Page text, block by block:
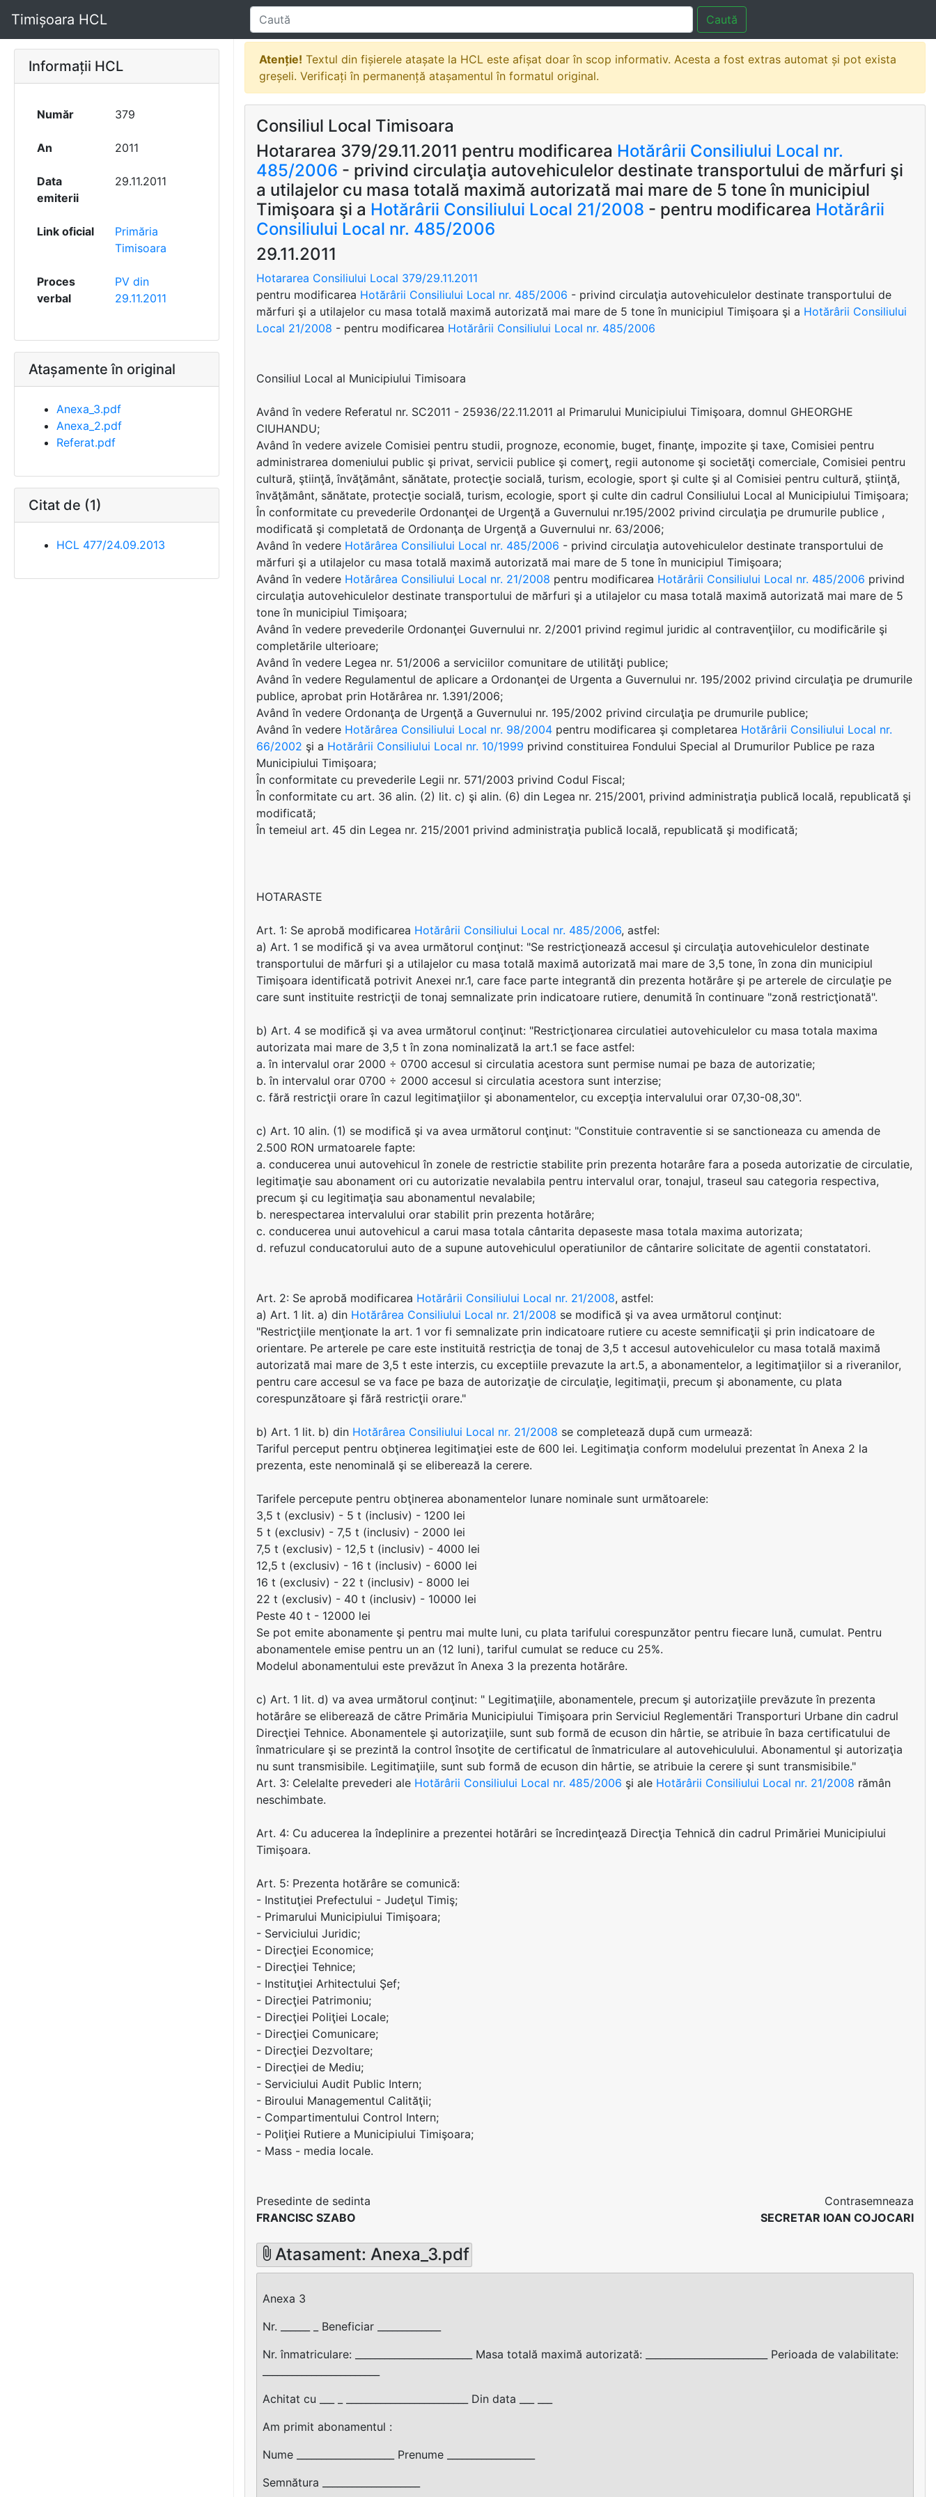
Timișoara HCL Caută
Informații HCL
Număr 379
An 2011
Data
emiterii
29.11.2011
Link oficial
Primăria
Timisoara
Proces
verbal
PV din
29.11.2011
Atașamente în original
Anexa_3.pdf
Anexa_2.pdf
Referat.pdf
Citat de (1)
HCL 477/24.09.2013
Atenție! Textul din fișierele atașate la HCL este afișat doar în scop informativ. Acesta a fost extras automat și pot exista
greșeli. Verificați în permanență atașamentul în formatul original.
Consiliul Local Timisoara
Hotararea 379/29.11.2011 pentru modificarea Hotărârii Consiliului Local nr.
485/2006 - privind circulaţia autovehiculelor destinate transportului de mărfuri şi
a utilajelor cu masa totală maximă autorizată mai mare de 5 tone în municipiul
Timişoara şi a Hotărârii Consiliului Local 21/2008 - pentru modificarea Hotărârii
Consiliului Local nr. 485/2006
29.11.2011
Hotararea Consiliului Local 379/29.11.2011
pentru modificarea Hotărârii Consiliului Local nr. 485/2006 - privind circulaţia autovehiculelor destinate transportului de
mărfuri şi a utilajelor cu masa totală maximă autorizată mai mare de 5 tone în municipiul Timişoara şi a Hotărârii Consiliului
Local 21/2008 - pentru modificarea Hotărârii Consiliului Local nr. 485/2006
Consiliul Local al Municipiului Timisoara
Având în vedere Referatul nr. SC2011 - 25936/22.11.2011 al Primarului Municipiului Timişoara, domnul GHEORGHE
CIUHANDU;
Având în vedere avizele Comisiei pentru studii, prognoze, economie, buget, finanţe, impozite şi taxe, Comisiei pentru
administrarea domeniului public şi privat, servicii publice şi comerţ, regii autonome şi societăţi comerciale, Comisiei pentru
cultură, ştiinţă, învăţământ, sănătate, protecţie socială, turism, ecologie, sport şi culte şi al Comisiei pentru cultură, ştiinţă,
învăţământ, sănătate, protecţie socială, turism, ecologie, sport şi culte din cadrul Consiliului Local al Municipiului Timişoara;
În conformitate cu prevederile Ordonanţei de Urgenţă a Guvernului nr.195/2002 privind circulaţia pe drumurile publice ,
modificată şi completată de Ordonanţa de Urgenţă a Guvernului nr. 63/2006;
Având în vedere Hotărârea Consiliului Local nr. 485/2006 - privind circulaţia autovehiculelor destinate transportului de
mărfuri şi a utilajelor cu masa totală maximă autorizată mai mare de 5 tone în municipiul Timişoara;
Având în vedere Hotărârea Consiliului Local nr. 21/2008 pentru modificarea Hotărârii Consiliului Local nr. 485/2006 privind
circulaţia autovehiculelor destinate transportului de mărfuri şi a utilajelor cu masa totală maximă autorizată mai mare de 5
tone în municipiul Timişoara;
Având în vedere prevederile Ordonanţei Guvernului nr. 2/2001 privind regimul juridic al contravenţiilor, cu modificările şi
completările ulterioare;
Având în vedere Legea nr. 51/2006 a serviciilor comunitare de utilităţi publice;
Având în vedere Regulamentul de aplicare a Ordonanţei de Urgenta a Guvernului nr. 195/2002 privind circulaţia pe drumurile
publice, aprobat prin Hotărârea nr. 1.391/2006;
Având în vedere Ordonanţa de Urgenţă a Guvernului nr. 195/2002 privind circulaţia pe drumurile publice;
Având în vedere Hotărârea Consiliului Local nr. 98/2004 pentru modificarea şi completarea Hotărârii Consiliului Local nr.
66/2002 şi a Hotărârii Consiliului Local nr. 10/1999 privind constituirea Fondului Special al Drumurilor Publice pe raza
Municipiului Timişoara;
În conformitate cu prevederile Legii nr. 571/2003 privind Codul Fiscal;
În conformitate cu art. 36 alin. (2) lit. c) şi alin. (6) din Legea nr. 215/2001, privind administraţia publică locală, republicată şi
modificată;
În temeiul art. 45 din Legea nr. 215/2001 privind administraţia publică locală, republicată şi modificată;
HOTARASTE
Art. 1: Se aprobă modificarea Hotărârii Consiliului Local nr. 485/2006, astfel:
a) Art. 1 se modifică şi va avea următorul conţinut: "Se restricţionează accesul şi circulaţia autovehiculelor destinate
transportului de mărfuri şi a utilajelor cu masa totală maximă autorizată mai mare de 3,5 tone, în zona din municipiul
Timişoara identificată potrivit Anexei nr.1, care face parte integrantă din prezenta hotărâre şi pe arterele de circulaţie pe
care sunt instituite restricţii de tonaj semnalizate prin indicatoare rutiere, denumită în continuare "zonă restricţionată".
b) Art. 4 se modifică şi va avea următorul conţinut: "Restricţionarea circulatiei autovehiculelor cu masa totala maxima
autorizata mai mare de 3,5 t în zona nominalizată la art.1 se face astfel:
a. în intervalul orar 2000 ÷ 0700 accesul si circulatia acestora sunt permise numai pe baza de autorizatie;
b. în intervalul orar 0700 ÷ 2000 accesul si circulatia acestora sunt interzise;
c. fără restricţii orare în cazul legitimaţiilor şi abonamentelor, cu excepţia intervalului orar 07,30-08,30".
c) Art. 10 alin. (1) se modifică şi va avea următorul conţinut: "Constituie contraventie si se sanctioneaza cu amenda de
2.500 RON urmatoarele fapte:
a. conducerea unui autovehicul în zonele de restrictie stabilite prin prezenta hotarâre fara a poseda autorizatie de circulatie,
legitimaţie sau abonament ori cu autorizatie nevalabila pentru intervalul orar, tonajul, traseul sau categoria respectiva,
precum şi cu legitimaţia sau abonamentul nevalabile;
b. nerespectarea intervalului orar stabilit prin prezenta hotărâre;
c. conducerea unui autovehicul a carui masa totala cântarita depaseste masa totala maxima autorizata;
d. refuzul conducatorului auto de a supune autovehiculul operatiunilor de cântarire solicitate de agentii constatatori.
Art. 2: Se aprobă modificarea Hotărârii Consiliului Local nr. 21/2008, astfel:
a) Art. 1 lit. a) din Hotărârea Consiliului Local nr. 21/2008 se modifică şi va avea următorul conţinut:
"Restricţiile menţionate la art. 1 vor fi semnalizate prin indicatoare rutiere cu aceste semnificaţii şi prin indicatoare de
orientare. Pe arterele pe care este instituită restricţia de tonaj de 3,5 t accesul autovehiculelor cu masa totală maximă
autorizată mai mare de 3,5 t este interzis, cu exceptiile prevazute la art.5, a abonamentelor, a legitimaţiilor si a riveranilor,
pentru care accesul se va face pe baza de autorizaţie de circulaţie, legitimaţii, precum şi abonamente, cu plata
corespunzătoare şi fără restricţii orare."
b) Art. 1 lit. b) din Hotărârea Consiliului Local nr. 21/2008 se completează după cum urmează:
Tariful perceput pentru obţinerea legitimaţiei este de 600 lei. Legitimaţia conform modelului prezentat în Anexa 2 la
prezenta, este nenominală şi se eliberează la cerere.
Tarifele percepute pentru obţinerea abonamentelor lunare nominale sunt următoarele:
3,5 t (exclusiv) - 5 t (inclusiv) - 1200 lei
5 t (exclusiv) - 7,5 t (inclusiv) - 2000 lei
7,5 t (exclusiv) - 12,5 t (inclusiv) - 4000 lei
12,5 t (exclusiv) - 16 t (inclusiv) - 6000 lei
16 t (exclusiv) - 22 t (inclusiv) - 8000 lei
22 t (exclusiv) - 40 t (inclusiv) - 10000 lei
Peste 40 t - 12000 lei
Se pot emite abonamente şi pentru mai multe luni, cu plata tarifului corespunzător pentru fiecare lună, cumulat. Pentru
abonamentele emise pentru un an (12 luni), tariful cumulat se reduce cu 25%.
Modelul abonamentului este prevăzut în Anexa 3 la prezenta hotărâre.
c) Art. 1 lit. d) va avea următorul conţinut: " Legitimaţiile, abonamentele, precum şi autorizaţiile prevăzute în prezenta
hotărâre se eliberează de către Primăria Municipiului Timişoara prin Serviciul Reglementări Transporturi Urbane din cadrul
Direcţiei Tehnice. Abonamentele şi autorizaţiile, sunt sub formă de ecuson din hârtie, se atribuie în baza certificatului de
înmatriculare şi se prezintă la control însoţite de certificatul de înmatriculare al autovehiculului. Abonamentul şi autorizaţia
nu sunt transmisibile. Legitimaţiile, sunt sub formă de ecuson din hârtie, se atribuie la cerere şi sunt transmisibile."
Art. 3: Celelalte prevederi ale Hotărârii Consiliului Local nr. 485/2006 şi ale Hotărârii Consiliului Local nr. 21/2008 rămân
neschimbate.
Art. 4: Cu aducerea la îndeplinire a prezentei hotărâri se încredinţează Direcţia Tehnică din cadrul Primăriei Municipiului
Timişoara.
Art. 5: Prezenta hotărâre se comunică:
- Instituţiei Prefectului - Judeţul Timiş;
- Primarului Municipiului Timişoara;
- Serviciului Juridic;
- Direcţiei Economice;
- Direcţiei Tehnice;
- Instituţiei Arhitectului Şef;
- Direcţiei Patrimoniu;
- Direcţiei Poliţiei Locale;
- Direcţiei Comunicare;
- Direcţiei Dezvoltare;
- Direcţiei de Mediu;
- Serviciului Audit Public Intern;
- Biroului Managementul Calităţii;
- Compartimentului Control Intern;
- Poliţiei Rutiere a Municipiului Timişoara;
- Mass - media locale.
Presedinte de sedinta
FRANCISC SZABO
Contrasemneaza
SECRETAR IOAN COJOCARI
Atasament: Anexa_3.pdf
Anexa 3
Nr. ______ _ Beneficiar _____________
Nr. înmatriculare: ________________________ Masa totală maximă autorizată: _________________________ Perioada de valabilitate:
Achitat cu ___ _ _________________________ Din data ___ ___
Am primit abonamentul :
Nume ____________________ Prenume __________________
Semnătura ____________________